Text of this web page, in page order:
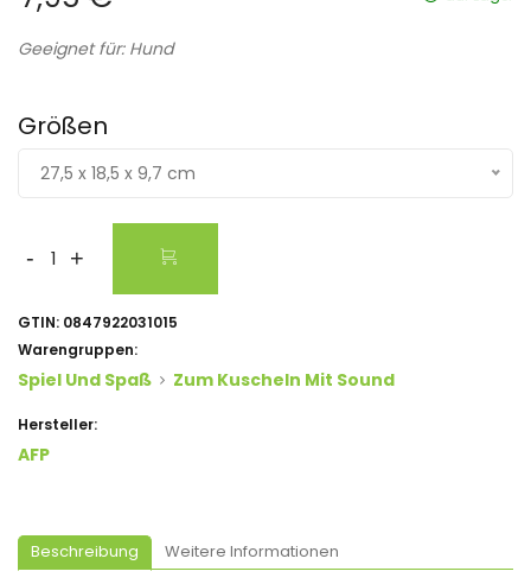
Geeignet für: Hund
Größen
27,5 x 18,5 x 9,7 cm
- +
GTIN: 0847922031015
Warengruppen:
Spiel Und Spaß Zum Kuscheln Mit Sound
Hersteller:
AFP
Beschreibung Weitere Informationen